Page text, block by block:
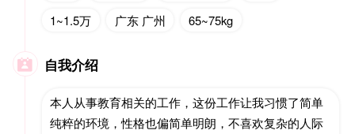
1~1.5万
广东 广州 65~75kg
 自我介绍
本人从事教育相关的工作，这份工作让我习惯了简单
纯粹的环境，性格也偏简单明朗，不喜欢复杂的人际